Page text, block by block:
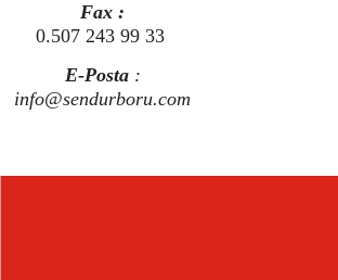
Fax :
0.507 243 99 33
E-Posta :
info@sendurboru.com